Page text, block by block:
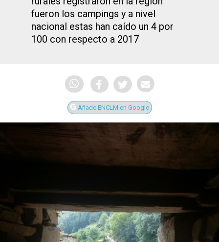
fueron los campings y a nivel
nacional estas han caído un 4 por
100 con respecto a 2017
Añade ENCLM en Google